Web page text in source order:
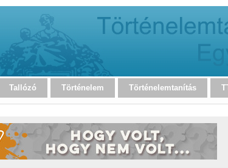
Tallózó Történelem Történelemtanítás